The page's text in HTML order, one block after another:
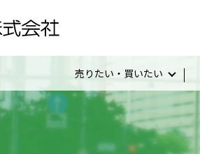
売りたい・買いたい